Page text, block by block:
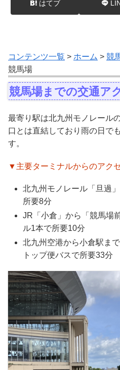
はてブ
コンテンツ一覧 > ホーム > 競
競馬場
競馬場までの交通ア
最寄り駅は北九州モノレール
口とは直結しており雨の日で
す。
▼主要ターミナルからのアク
北九州モノレール「旦過
所要8分
JR「小倉」から「競馬場
ル1本で所要10分
北九州空港から小倉駅ま
トップ便バスで所要33分